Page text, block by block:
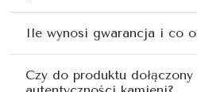
Ile wynosi gwarancja i co
Czy do produktu